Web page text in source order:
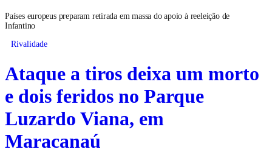
Países europeus preparam retirada em massa do apoio à reeleição de
Infantino
Rivalidade
Ataque a tiros deixa um morto
e dois feridos no Parque
Luzardo Viana, em
Maracanaú